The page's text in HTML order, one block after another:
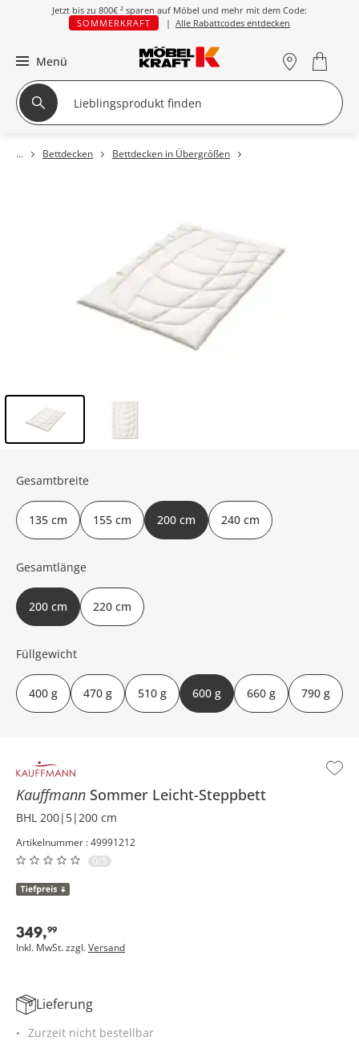
Jetzt bis zu 800€ ² sparen auf Möbel und mehr mit dem Code:
SOMMERKRAFT
| Alle Rabattcodes entdecken
Menü
Bettdecken Bettdecken in Übergrößen
Kauffmann Sommer Leicht-Steppbett
BHL 200|5|200 cm
Artikelnummer : 49991212
0/5
349,99
Inkl. MwSt. zzgl.Versand
Gesamtbreite
135 cm 155 cm 200 cm 240 cm
Gesamtlänge
200 cm 220 cm
Füllgewicht
400 g 470 g 510 g 600 g 660 g 790 g
Lieferung
Zurzeit nicht bestellbar